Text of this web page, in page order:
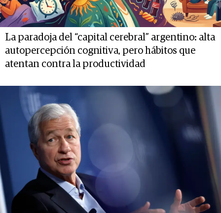
La paradoja del “capital cerebral” argentino: alta
autopercepción cognitiva, pero hábitos que
atentan contra la productividad